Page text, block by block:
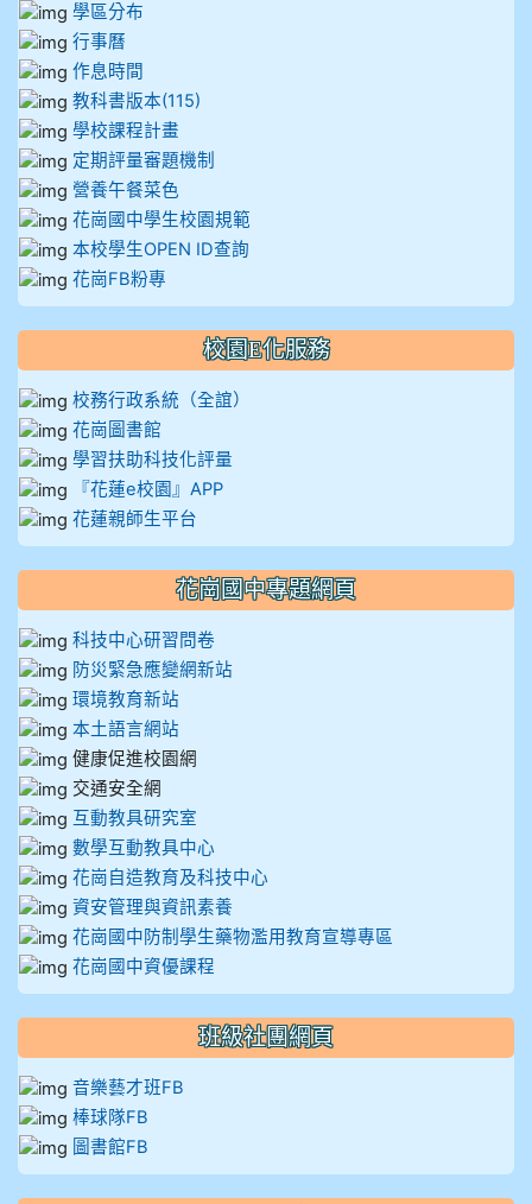
學區分布
行事曆
作息時間
教科書版本(115)
學校課程計畫
定期評量審題機制
營養午餐菜色
花崗國中學生校園規範
本校學生OPEN ID查詢
花崗FB粉專
校園E化服務
校務行政系統（全誼）
花崗圖書館
學習扶助科技化評量
『花蓮e校園』APP
花蓮親師生平台
花崗國中專題網頁
科技中心研習問卷
防災緊急應變網新站
環境教育新站
本土語言網站
健康促進校園網
交通安全網
互動教具研究室
數學互動教具中心
花崗自造教育及科技中心
資安管理與資訊素養
花崗國中防制學生藥物濫用教育宣導專區
花崗國中資優課程
班級社團網頁
音樂藝才班FB
棒球隊FB
圖書館FB